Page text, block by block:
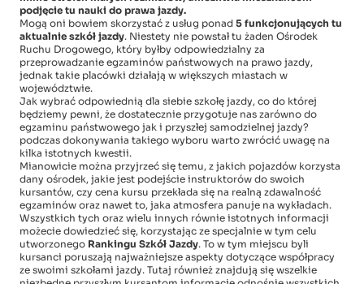
podjęcie tu nauki do prawa jazdy.
Mogą oni bowiem skorzystać z usług ponad 5 funkcjonujących tu
aktualnie szkół jazdy. Niestety nie powstał tu żaden Ośrodek
Ruchu Drogowego, który byłby odpowiedzialny za
przeprowadzanie egzaminów państwowych na prawo jazdy,
jednak takie placówki działają w większych miastach w
województwie.
Jak wybrać odpowiednią dla siebie szkołę jazdy, co do której
będziemy pewni, że dostatecznie przygotuje nas zarówno do
egzaminu państwowego jak i przyszłej samodzielnej jazdy?
podczas dokonywania takiego wyboru warto zwrócić uwagę na
kilka istotnych kwestii.
Mianowicie można przyjrzeć się temu, z jakich pojazdów korzysta
dany ośrodek, jakie jest podejście instruktorów do swoich
kursantów, czy cena kursu przekłada się na realną zdawalność
egzaminów oraz nawet to, jaka atmosfera panuje na wykładach.
Wszystkich tych oraz wielu innych równie istotnych informacji
możecie dowiedzieć się, korzystając ze specjalnie w tym celu
utworzonego Rankingu Szkół Jazdy. To w tym miejscu byli
kursanci poruszają najważniejsze aspekty dotyczące współpracy
ze swoimi szkołami jazdy. Tutaj również znajdują się wszelkie